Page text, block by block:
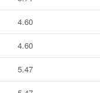
4.60
4.60
5.47